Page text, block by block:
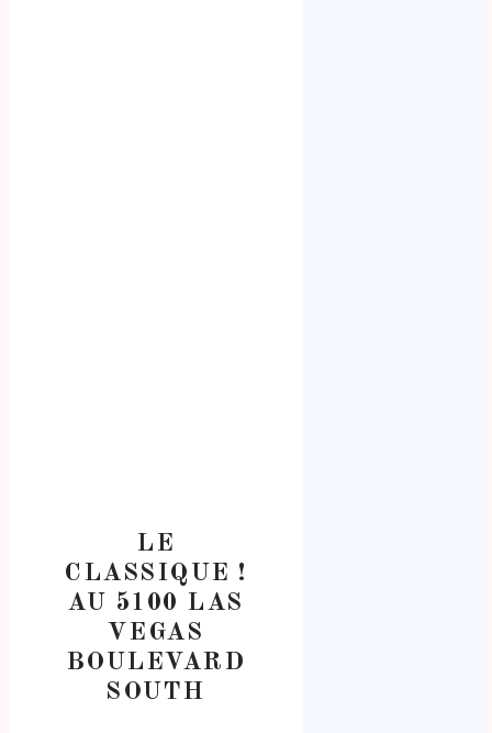
LE
CLASSIQUE !
AU 5100 LAS
VEGAS
BOULEVARD
SOUTH